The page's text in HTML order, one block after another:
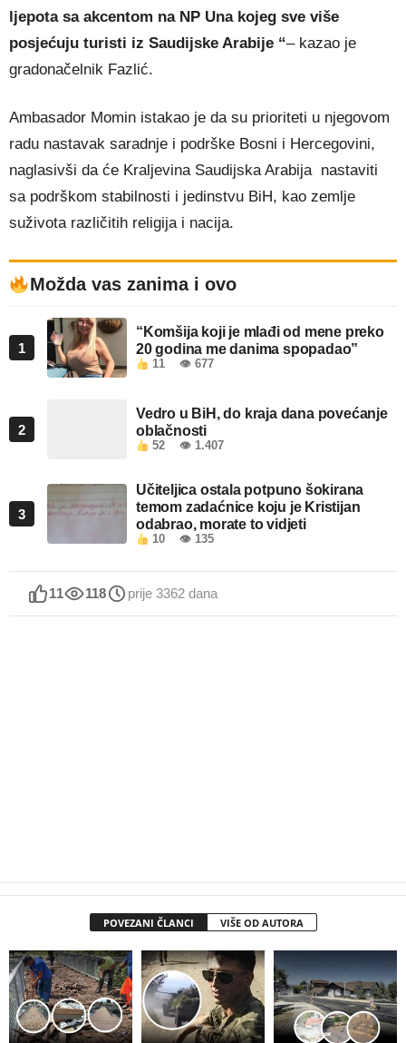
ljepota sa akcentom na NP Una kojeg sve više
posjećuju turisti iz Saudijske Arabije “– kazao je
gradonačelnik Fazlić.
Ambasador Momin istakao je da su prioriteti u njegovom
radu nastavak saradnje i podrške Bosni i Hercegovini,
naglasivši da će Kraljevina Saudijska Arabija nastaviti
sa podrškom stabilnosti i jedinstvu BiH, kao zemlje
suživota različitih religija i nacija.
Možda vas zanima i ovo
1
“Komšija koji je mlađi od mene preko
20 godina me danima spopadao”
11 👁 677
2
Vedro u BiH, do kraja dana povećanje
oblačnosti
52 👁 1.407
3
Učiteljica ostala potpuno šokirana
temom zadaćnice koju je Kristijan
odabrao, morate to vidjeti
10 👁 135
11 118 prije 3362 dana
POVEZANI ČLANCI VIŠE OD AUTORA